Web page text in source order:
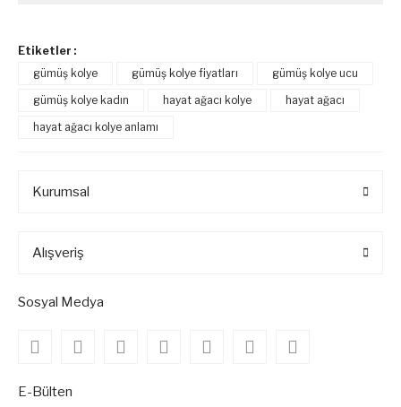
Etiketler :
gümüş kolye
gümüş kolye fiyatları
gümüş kolye ucu
gümüş kolye kadın
hayat ağacı kolye
hayat ağacı
hayat ağacı kolye anlamı
Kurumsal
Alışveriş
Sosyal Medya
E-Bülten